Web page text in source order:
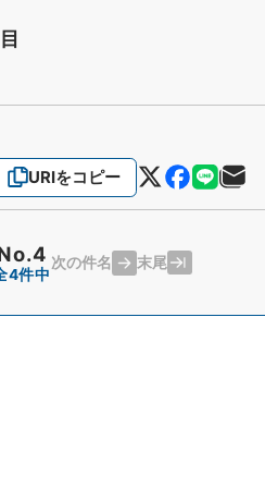
URIをコピー
4件中
次の件名 末尾